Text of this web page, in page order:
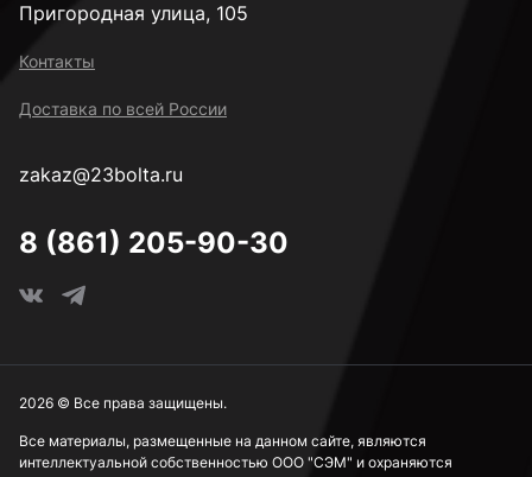
Пригородная улица, 105
Контакты
Доставка по всей России
zakaz@23bolta.ru
8 (861) 205-90-30
Все материалы, размещенные на данном сайте, являются
интеллектуальной собственностью ООО "СЭМ" и охраняются
2026 © Все права защищены.